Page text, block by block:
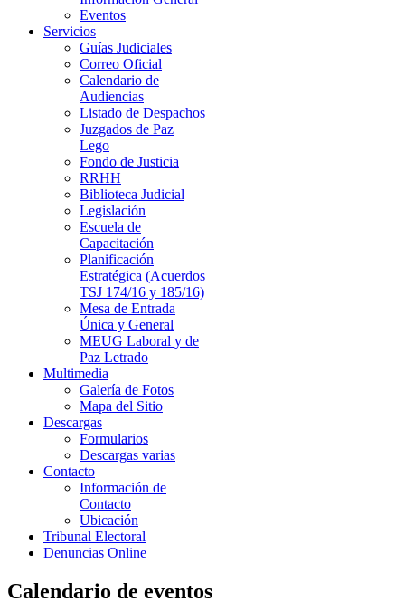
Eventos
Servicios
Guías Judiciales
Correo Oficial
Calendario de
Audiencias
Listado de Despachos
Juzgados de Paz
Lego
Fondo de Justicia
RRHH
Biblioteca Judicial
Legislación
Escuela de
Capacitación
Planificación
Estratégica (Acuerdos
TSJ 174/16 y 185/16)
Mesa de Entrada
Única y General
MEUG Laboral y de
Paz Letrado
Multimedia
Galería de Fotos
Mapa del Sitio
Descargas
Formularios
Descargas varias
Contacto
Información de
Contacto
Ubicación
Tribunal Electoral
Denuncias Online
Calendario de eventos